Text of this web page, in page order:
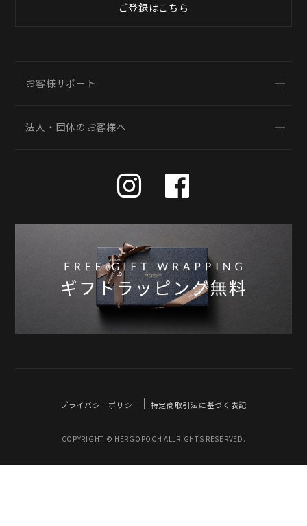
ご登録はこちら
お客様サポート
法人・団体のお客様へ
プライバシーポリシー 特定商取引法に基づく表記
COPYRIGHT © HERGOPOCH ALLRIGHTS RESERVED.